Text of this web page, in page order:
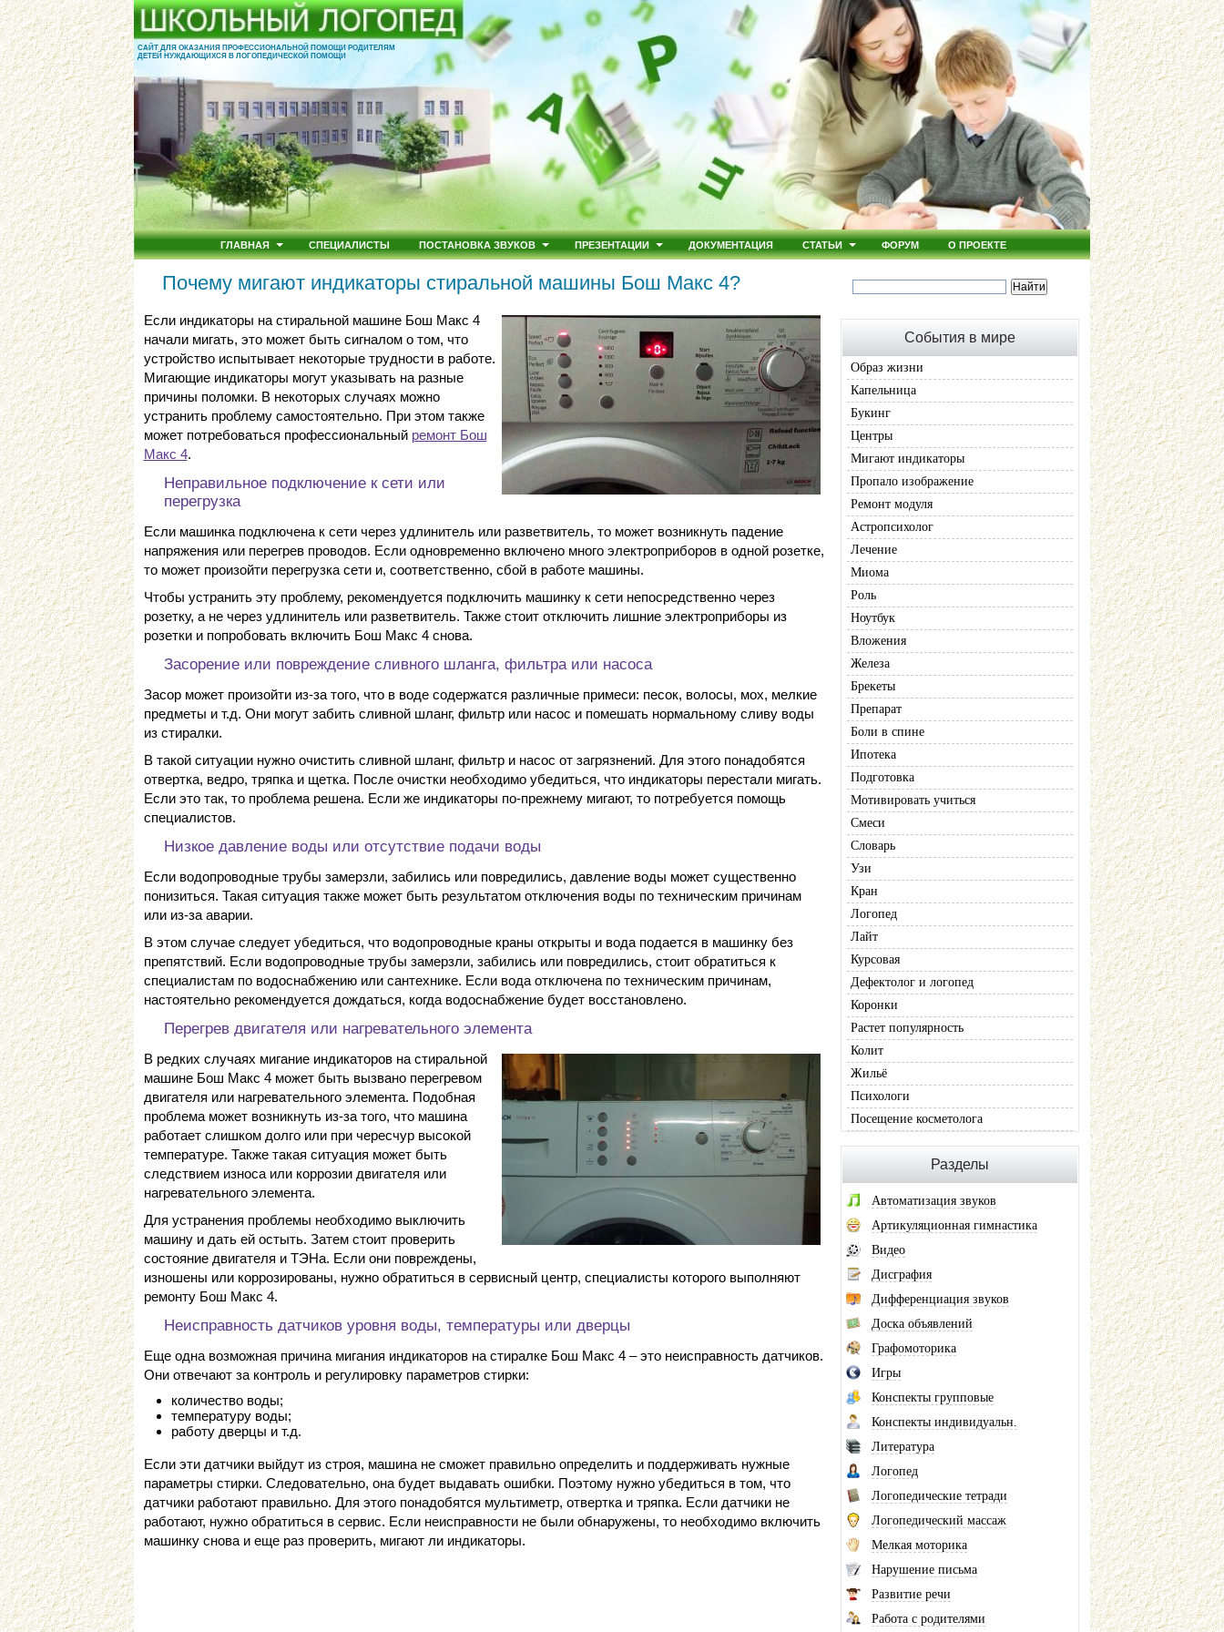
САЙТ ДЛЯ ОКАЗАНИЯ ПРОФЕССИОНАЛЬНОЙ ПОМОЩИ РОДИТЕЛЯМ
ДЕТЕЙ НУЖДАЮЩИХСЯ В ЛОГОПЕДИЧЕСКОЙ ПОМОЩИ
ГЛАВНАЯ СПЕЦИАЛИСТЫ ПОСТАНОВКА ЗВУКОВ ПРЕЗЕНТАЦИИ ДОКУМЕНТАЦИЯ СТАТЬИ ФОРУМ О ПРОЕКТЕ
Почему мигают индикаторы стиральной машины Бош Макс 4?
Если индикаторы на стиральной машине Бош Макс 4
начали мигать, это может быть сигналом о том, что
устройство испытывает некоторые трудности в работе.
Мигающие индикаторы могут указывать на разные
причины поломки. В некоторых случаях можно
устранить проблему самостоятельно. При этом также
может потребоваться профессиональный ремонт Бош
Макс 4.
Неправильное подключение к сети или
перегрузка
Если машинка подключена к сети через удлинитель или разветвитель, то может возникнуть падение
напряжения или перегрев проводов. Если одновременно включено много электроприборов в одной розетке,
то может произойти перегрузка сети и, соответственно, сбой в работе машины.
Чтобы устранить эту проблему, рекомендуется подключить машинку к сети непосредственно через
розетку, а не через удлинитель или разветвитель. Также стоит отключить лишние электроприборы из
розетки и попробовать включить Бош Макс 4 снова.
Засорение или повреждение сливного шланга, фильтра или насоса
Засор может произойти из-за того, что в воде содержатся различные примеси: песок, волосы, мох, мелкие
предметы и т.д. Они могут забить сливной шланг, фильтр или насос и помешать нормальному сливу воды
из стиралки.
В такой ситуации нужно очистить сливной шланг, фильтр и насос от загрязнений. Для этого понадобятся
отвертка, ведро, тряпка и щетка. После очистки необходимо убедиться, что индикаторы перестали мигать.
Если это так, то проблема решена. Если же индикаторы по-прежнему мигают, то потребуется помощь
специалистов.
Низкое давление воды или отсутствие подачи воды
Если водопроводные трубы замерзли, забились или повредились, давление воды может существенно
понизиться. Такая ситуация также может быть результатом отключения воды по техническим причинам
или из-за аварии.
В этом случае следует убедиться, что водопроводные краны открыты и вода подается в машинку без
препятствий. Если водопроводные трубы замерзли, забились или повредились, стоит обратиться к
специалистам по водоснабжению или сантехнике. Если вода отключена по техническим причинам,
настоятельно рекомендуется дождаться, когда водоснабжение будет восстановлено.
Перегрев двигателя или нагревательного элемента
В редких случаях мигание индикаторов на стиральной
машине Бош Макс 4 может быть вызвано перегревом
двигателя или нагревательного элемента. Подобная
проблема может возникнуть из-за того, что машина
работает слишком долго или при чересчур высокой
температуре. Также такая ситуация может быть
следствием износа или коррозии двигателя или
нагревательного элемента.
Для устранения проблемы необходимо выключить
машину и дать ей остыть. Затем стоит проверить
состояние двигателя и ТЭНа. Если они повреждены,
изношены или коррозированы, нужно обратиться в сервисный центр, специалисты которого выполняют
ремонту Бош Макс 4.
Неисправность датчиков уровня воды, температуры или дверцы
Еще одна возможная причина мигания индикаторов на стиралке Бош Макс 4 – это неисправность датчиков.
Они отвечают за контроль и регулировку параметров стирки:
количество воды;
температуру воды;
работу дверцы и т.д.
Если эти датчики выйдут из строя, машина не сможет правильно определить и поддерживать нужные
параметры стирки. Следовательно, она будет выдавать ошибки. Поэтому нужно убедиться в том, что
датчики работают правильно. Для этого понадобятся мультиметр, отвертка и тряпка. Если датчики не
работают, нужно обратиться в сервис. Если неисправности не были обнаружены, то необходимо включить
машинку снова и еще раз проверить, мигают ли индикаторы.
События в мире
Образ жизни
Капельница
Букинг
Центры
Мигают индикаторы
Пропало изображение
Ремонт модуля
Астропсихолог
Лечение
Миома
Роль
Ноутбук
Вложения
Железа
Брекеты
Препарат
Боли в спине
Ипотека
Подготовка
Мотивировать учиться
Смеси
Словарь
Узи
Кран
Логопед
Лайт
Курсовая
Дефектолог и логопед
Коронки
Растет популярность
Колит
Жильё
Психологи
Посещение косметолога
Разделы
Автоматизация звуков
Артикуляционная гимнастика
Видео
Дисграфия
Дифференциация звуков
Доска объявлений
Графомоторика
Игры
Конспекты групповые
Конспекты индивидуальн.
Литература
Логопед
Логопедические тетради
Логопедический массаж
Мелкая моторика
Нарушение письма
Развитие речи
Работа с родителями